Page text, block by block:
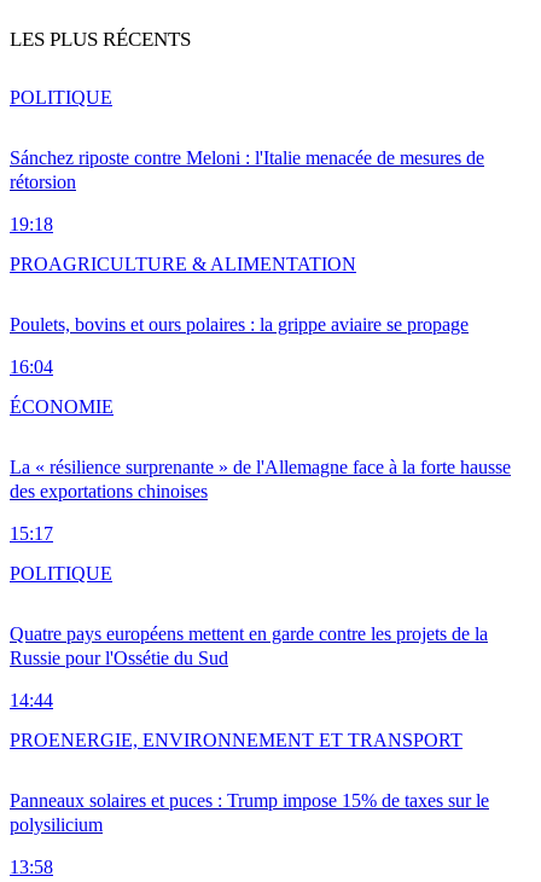
LES PLUS RÉCENTS
Sánchez riposte contre Meloni : l'Italie menacée de mesures de
rétorsion
19:18
POLITIQUE
Poulets, bovins et ours polaires : la grippe aviaire se propage
16:04
PROAGRICULTURE & ALIMENTATION
La « résilience surprenante » de l'Allemagne face à la forte hausse
des exportations chinoises
15:17
ÉCONOMIE
Quatre pays européens mettent en garde contre les projets de la
Russie pour l'Ossétie du Sud
14:44
POLITIQUE
Panneaux solaires et puces : Trump impose 15% de taxes sur le
polysilicium
13:58
PROENERGIE, ENVIRONNEMENT ET TRANSPORT